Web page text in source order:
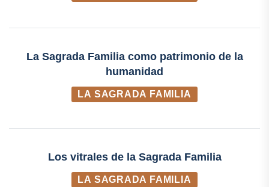
La Sagrada Familia como patrimonio de la
humanidad
LA SAGRADA FAMILIA
Los vitrales de la Sagrada Familia
LA SAGRADA FAMILIA